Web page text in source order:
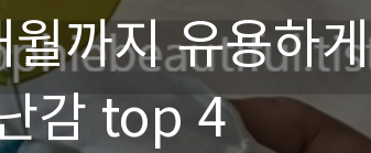
까지 유용하게
감 top 4